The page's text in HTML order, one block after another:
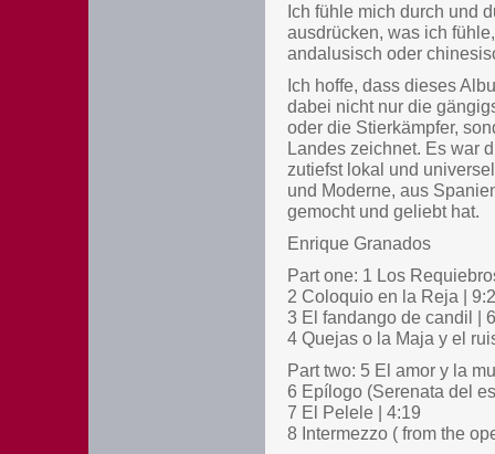
Ich fühle mich durch und
ausdrücken, was ich
andalusisch oder
Ich hoffe, dass dieses
dabei nicht nur die
oder die Stierkämpfer,
Landes zeichnet. Es war
zutiefst lokal und
und Moderne, aus
gemocht und geliebt hat.
Enrique Granados
Part one: 1 Los
2 Coloquio en la Reja |
3 El fandango de candil |
4 Quejas o la Maja y el
Part two: 5 El amor y la
6 Epílogo (Serenata del
7 El Pelele | 4:19
8 Intermezzo ( from the